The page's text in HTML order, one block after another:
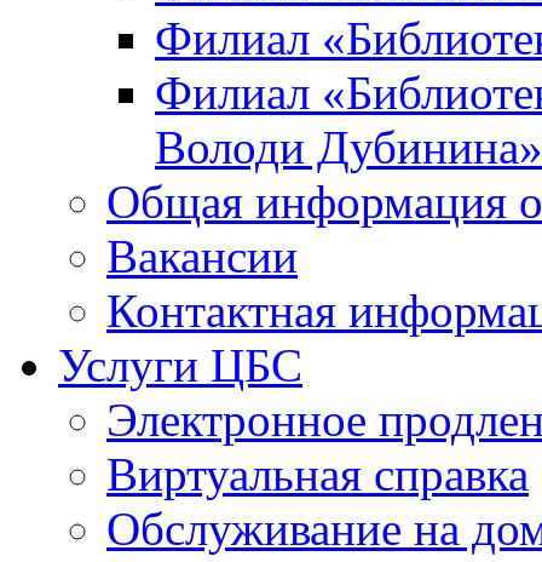
Филиал
Филиал
Володи Дубинина»
Общая информация
Вакансии
Контактная
Услуги ЦБС
Электронное
Виртуальная справка
Обслуживание на